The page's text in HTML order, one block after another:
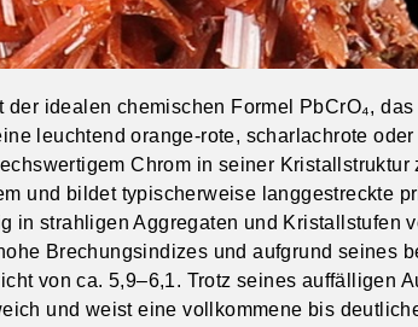
idealen chemischen Formel PbCrO₄,
leuchtend orange-rote, scharlachrote
Chrom in seiner Kristallstruktur
und bildet typischerweise langgestreckte
in strahligen Aggregaten und Kristallstufen
Brechungsindizes und aufgrund seines
von ca. 5,9–6,1. Trotz seines auffälligen
und weist eine vollkommene bis